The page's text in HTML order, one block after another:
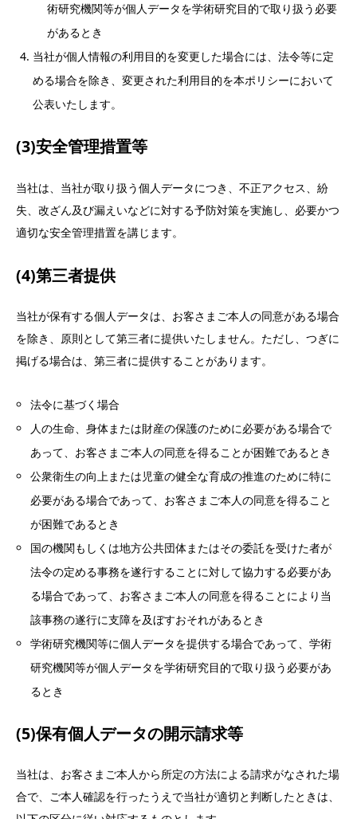
術研究機関等が個人データを学術研究目的で取り扱う必要
があるとき
当社が個人情報の利用目的を変更した場合には、法令等に定
める場合を除き、変更された利用目的を本ポリシーにおいて
公表いたします。
(3)安全管理措置等
当社は、当社が取り扱う個人データにつき、不正アクセス、紛
失、改ざん及び漏えいなどに対する予防対策を実施し、必要かつ
適切な安全管理措置を講じます。
(4)第三者提供
当社が保有する個人データは、お客さまご本人の同意がある場合
を除き、原則として第三者に提供いたしません。ただし、つぎに
掲げる場合は、第三者に提供することがあります。
法令に基づく場合
人の生命、身体または財産の保護のために必要がある場合で
あって、お客さまご本人の同意を得ることが困難であるとき
公衆衛生の向上または児童の健全な育成の推進のために特に
必要がある場合であって、お客さまご本人の同意を得ること
が困難であるとき
国の機関もしくは地方公共団体またはその委託を受けた者が
法令の定める事務を遂行することに対して協力する必要があ
る場合であって、お客さまご本人の同意を得ることにより当
該事務の遂行に支障を及ぼすおそれがあるとき
学術研究機関等に個人データを提供する場合であって、学術
研究機関等が個人データを学術研究目的で取り扱う必要があ
るとき
(5)保有個人データの開示請求等
当社は、お客さまご本人から所定の方法による請求がなされた場
合で、ご本人確認を行ったうえで当社が適切と判断したときは、